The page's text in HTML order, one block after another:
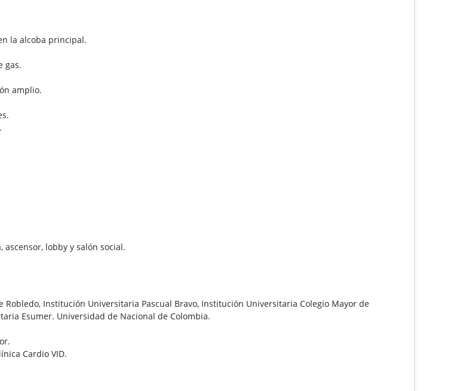
la alcoba principal.
gas.
amplio.
ascensor, lobby y salón social.
Robledo, Institución Universitaria Pascual Bravo, Institución Universitaria Colegio Mayor de
Esumer. Universidad de Nacional de Colombia.
Cardio VID.